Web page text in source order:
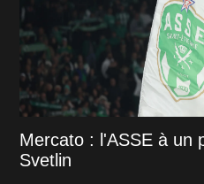
Mercato : l'ASSE à un
Svetlin